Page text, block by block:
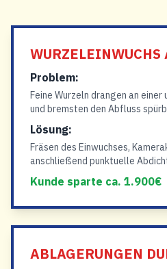
WURZELEINWUCHS
Problem:
Feine Wurzeln drangen an einer
und bremsten den Abfluss
Lösung:
Fräsen des Einwuchses,
anschließend punktuelle
Kunde sparte ca. 1.900€
ABLAGERUNGEN